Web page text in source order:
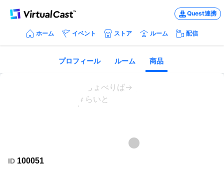
Quest連携
ホーム イベント ストア ルーム 配信
プロフィール ルーム 商品
ID 100051